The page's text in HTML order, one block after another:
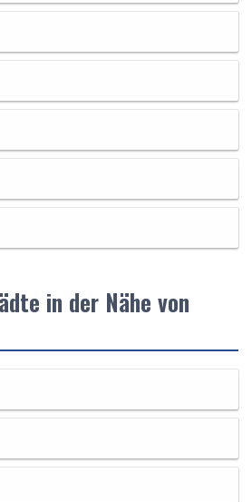
in der Nähe von